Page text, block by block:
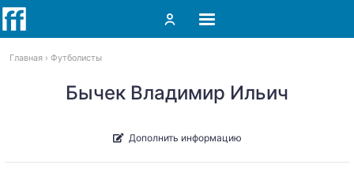
Главная Футболисты
Бычек Владимир Ильич
Дополнить информацию